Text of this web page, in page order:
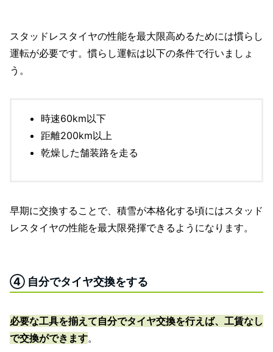
スタッドレスタイヤの性能を最大限高めるためには慣らし
運転が必要です。慣らし運転は以下の条件で行いましょ
う。
時速60km以下
距離200km以上
乾燥した舗装路を走る
早期に交換することで、積雪が本格化する頃にはスタッド
レスタイヤの性能を最大限発揮できるようになります。
④ 自分でタイヤ交換をする
必要な工具を揃えて自分でタイヤ交換を行えば、工賃なし
で交換ができます。